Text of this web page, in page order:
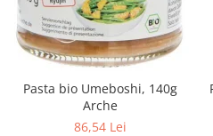
Pasta bio Umeboshi, 140g
Arche
86,54 Lei